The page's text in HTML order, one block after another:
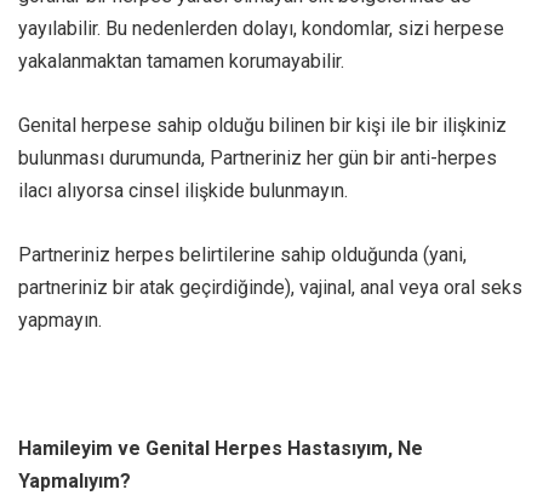
yayılabilir. Bu nedenlerden dolayı, kondomlar, sizi herpese
yakalanmaktan tamamen korumayabilir.
Genital herpese sahip olduğu bilinen bir kişi ile bir ilişkiniz
bulunması durumunda, Partneriniz her gün bir anti-herpes
ilacı alıyorsa cinsel ilişkide bulunmayın.
Partneriniz herpes belirtilerine sahip olduğunda (yani,
partneriniz bir atak geçirdiğinde), vajinal, anal veya oral seks
yapmayın.
Hamileyim ve Genital Herpes Hastasıyım, Ne
Yapmalıyım?